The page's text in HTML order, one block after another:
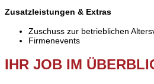
Zusatzleistungen & Extras
Zuschuss zur betrieblichen
Firmenevents
IHR JOB IM